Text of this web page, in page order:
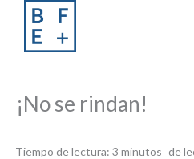
content
¡No se rindan!
Tiempo de lectura: 3 minutos